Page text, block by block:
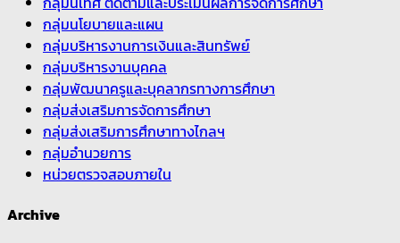
กลุ่มนโยบายและแผน
กลุ่มบริหารงานการเงินและสินทรัพย์
กลุ่มบริหารงานบุคคล
กลุ่มพัฒนาครูและบุคลากรทางการศึกษา
กลุ่มส่งเสริมการจัดการศึกษา
กลุ่มส่งเสริมการศึกษาทางไกลฯ
กลุ่มอำนวยการ
หน่วยตรวจสอบภายใน
Archive